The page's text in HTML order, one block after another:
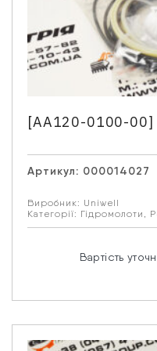
[AA120-0100-
Артикул: 000014027
Виробник: Uniwell
Категорії: Гідромолоти ,
Вартість